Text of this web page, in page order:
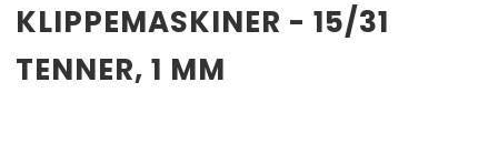
KLIPPEMASKINER - 15/31
TENNER, 1 MM